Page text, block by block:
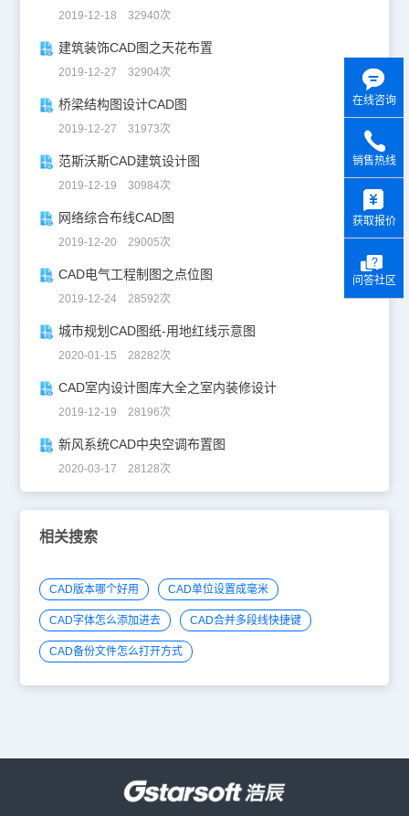
2019-12-18 32940次
建筑装饰CAD图之天花布置
2019-12-27 32904次
桥梁结构图设计CAD图
2019-12-27 31973次
范斯沃斯CAD建筑设计图
2019-12-19 30984次
网络综合布线CAD图
2019-12-20 29005次
CAD电气工程制图之点位图
2019-12-24 28592次
城市规划CAD图纸-用地红线示意图
2020-01-15 28282次
CAD室内设计图库大全之室内装修设计
2019-12-19 28196次
新风系统CAD中央空调布置图
2020-03-17 28128次
相关搜索
CAD版本哪个好用 CAD单位设置成毫米
CAD字体怎么添加进去 CAD合并多段线快捷键
CAD备份文件怎么打开方式
在线咨询
销售热线
获取报价
问答社区